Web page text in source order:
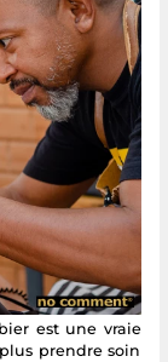
est une vraie
prendre soin